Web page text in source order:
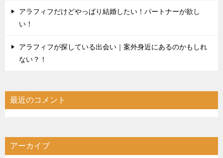
アラフィフだけどやっぱり結婚したい！パートナーが欲し
い！
アラフィフが探している出会い｜案外身近にあるのかもしれ
ない？！
最近のコメント
アーカイブ